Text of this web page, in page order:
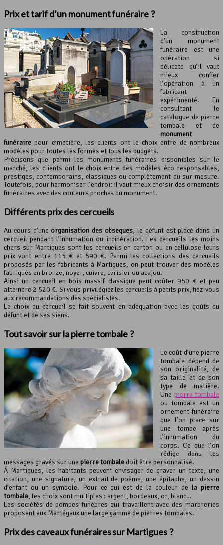
Prix et tarif d’unmonument funéraire ?
La construction
d’un monument
funéraire est une
opération si
délicate qu’il vaut
mieux confier
l’opération à un
fabricant
expérimenté. En
consultant le
catalogue de pierre
tombale et de
monument
funéraire pour cimetière, les clients ont le choix entre de nombreux
modèles pour toutes les formes et tous les budgets.
Précisons que parmi les monuments funéraires disponibles sur le
marché, les clients ont le choix entre des modèles éco responsables,
prestiges, contemporains, classiques ou complètement du sur-mesure.
Toutefois, pour harmoniser l’endroit il vaut mieux choisir des ornements
funéraires avec des couleurs proches du monument.
Différents prix des cercueils
Au cours d’une organisation des obsèques, le défunt est placé dans un
cercueil pendant l’inhumation ou incinération. Les cercueils les moins
chers sur Martigues sont les cercueils en carton ou en cellulose leurs
prix vont entre 115 € et 590 €. Parmi les collections des cercueils
proposés par les fabricants à Martigues, on peut trouver des modèles
fabriqués en bronze, noyer, cuivre, cerisier ou acajou.
Ainsi un cercueil en bois massif classique peut coûter 950 € et peu
atteindre 2 520 €. Si vous privilégiez les cercueils à petits prix, fiez-vous
aux recommandations des spécialistes.
Le choix du cercueil se fait souvent en adéquation avec les goûts du
défunt et de ses siens.
Tout savoir sur la pierre tombale ?
Le coût d’une pierre
tombale dépend de
son originalité, de
sa taille et de son
type de matière.
Une pierre tombale
ou tombale est un
ornement funéraire
que l’on place sur
une tombe après
l’inhumation du
corps. Ce que l’on
rédige dans les
messages gravés sur une pierre tombale doit être personnalisé.
À Martigues, les habitants peuvent envisager de graver un texte, une
citation, une signature, un extrait de poème, une épitaphe, un dessin
d’enfant ou un symbole. Pour ce qui est de la couleur de la pierre
tombale, les choix sont multiples : argent, bordeaux, or, blanc…
Les sociétés de pompes funèbres qui travaillent avec des marbreries
proposent aux Martégaux une large gamme de pierres tombales.
Prix des caveaux funéraires sur Martigues ?